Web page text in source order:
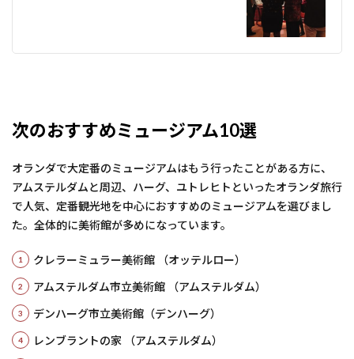
次のおすすめミュージアム10選
オランダで大定番のミュージアムはもう行ったことがある方に、
アムステルダムと周辺、ハーグ、ユトレヒトといったオランダ旅行
で人気、定番観光地を中心におすすめのミュージアムを選びまし
た。全体的に美術館が多めになっています。
クレラーミュラー美術館 （オッテルロー）
アムステルダム市立美術館 （アムステルダム）
デンハーグ市立美術館（デンハーグ）
レンブラントの家 （アムステルダム）